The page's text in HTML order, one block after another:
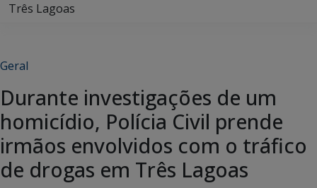
Três Lagoas
Geral
Durante investigações de um
homicídio, Polícia Civil prende
irmãos envolvidos com o tráfico
de drogas em Três Lagoas